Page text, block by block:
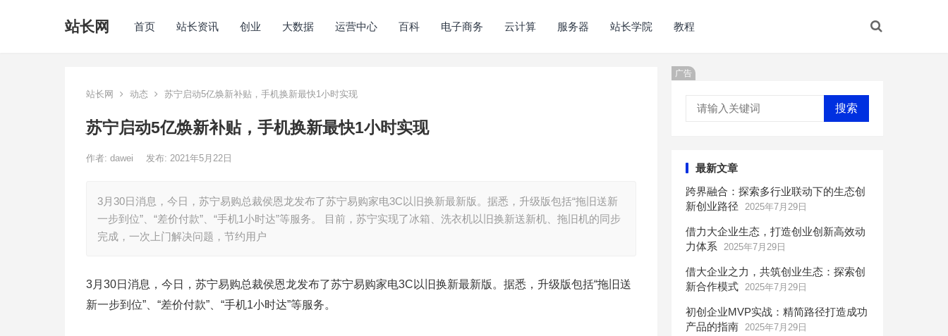
站长网 首页 站长资讯 创业 大数据 运营中心 百科 电子商务 云计算 服务器 站长学院 教程
站长网 动态 苏宁启动5亿焕新补贴，手机换新最快1小时实现
苏宁启动5亿焕新补贴，手机换新最快1小时实现
作者: dawei 发布: 2021年5月22日
3月30日消息，今日，苏宁易购总裁侯恩龙发布了苏宁易购家电3C以旧换新最新版。据悉，升级版包括“拖旧送新
一步到位”、“差价付款”、“手机1小时达”等服务。 目前，苏宁实现了冰箱、洗衣机以旧换新送新机、拖旧机的同步
完成，一次上门解决问题，节约用户
3月30日消息，今日，苏宁易购总裁侯恩龙发布了苏宁易购家电3C以旧换新最新版。据悉，升级版包括“拖旧送
新一步到位”、“差价付款”、“手机1小时达”等服务。
广告
搜索
最新文章
跨界融合：探索多行业联动下的生态创
新创业路径
2025年7月29日
借力大企业生态，打造创业创新高效动
力体系
2025年7月29日
借大企业之力，共筑创业生态：探索创
新合作模式 2025年7月29日
初创企业MVP实战：精简路径打造成功
产品的指南 2025年7月29日